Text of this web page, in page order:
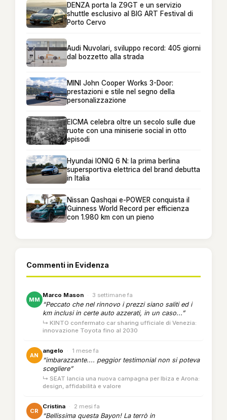
DENZA porta la Z9GT e un servizio
shuttle esclusivo al BIG ART Festival di
Porto Cervo
Audi Nuvolari, sviluppo record: 405 giorni
dal bozzetto alla strada
MINI John Cooper Works 3-Door:
prestazioni e stile nel segno della
personalizzazione
EICMA celebra oltre un secolo sulle due
ruote con una miniserie social in otto
episodi
Hyundai IONIQ 6 N: la prima berlina
supersportiva elettrica del brand debutta
in Italia
Nissan Qashqai e-POWER conquista il
Guinness World Record per efficienza
con 1.980 km con un pieno
Commenti in Evidenza
MM
Marco Mason · 3 settimane fa
“Peccato che nel rinnovo i prezzi siano saliti ed i
km inclusi in certe auto azzerati, in un caso...”
↳ KINTO confermato car sharing ufficiale di Venezia:
innovazione Toyota fino al 2030
AN
angelo · 1 mese fa
“imbarazzante.... peggior testimonial non si poteva
scegliere”
↳ SEAT lancia una nuova campagna per Ibiza e Arona:
design, affidabilità e valore
CR
Cristina · 2 mesi fa
“Bellissima questa Bayon! La terrò in